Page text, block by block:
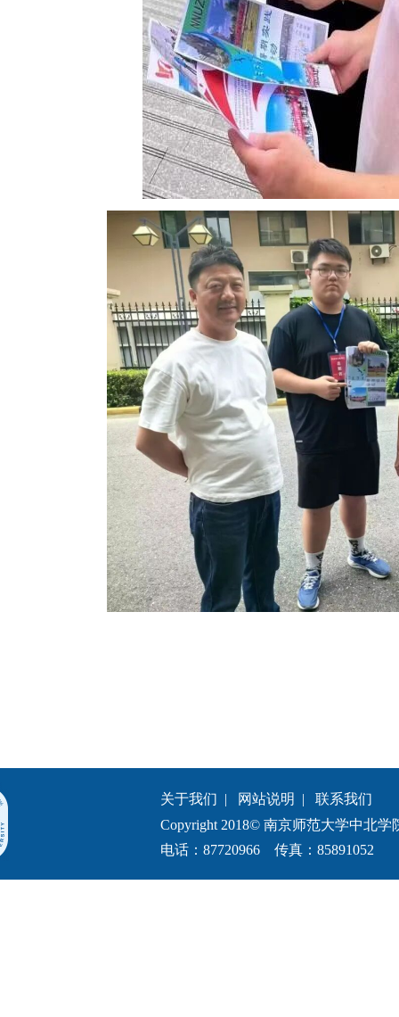
关于我们 | 网站说明 | 联系我们
Copyright 2018© 南京师范大学中北学
电话：87720966 传真：85891052